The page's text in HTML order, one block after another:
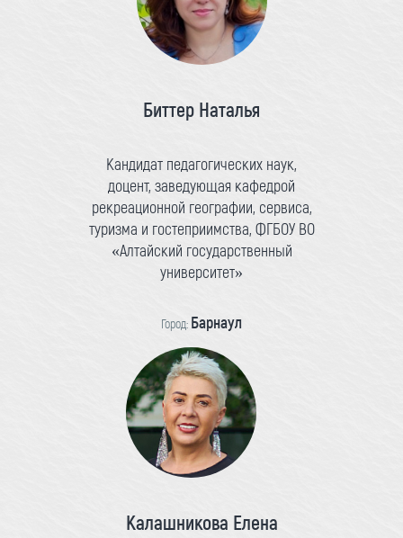
Биттер Наталья
Кандидат педагогических наук,
доцент, заведующая кафедрой
рекреационной географии, сервиса,
туризма и гостеприимства, ФГБОУ ВО
«Алтайский государственный
университет»
Город: Барнаул
Калашникова Елена